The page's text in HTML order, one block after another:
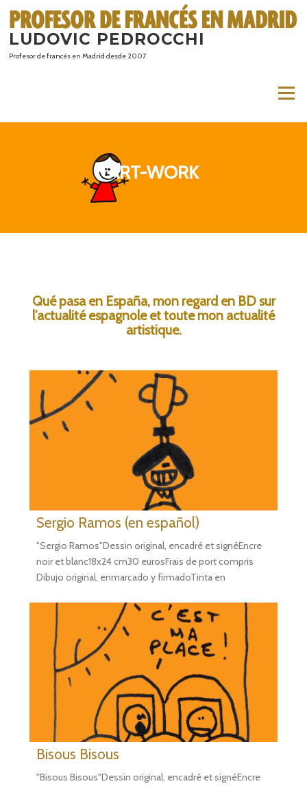
contenido
LUDOVIC PEDROCCHI
Profesor de francés en Madrid desde 2007
Menú
ART-WORK
Qué pasa en España, mon regard en BD sur
l’actualité espagnoleet toute mon actualité
artistique.
Sergio Ramos (en español)
"Sergio Ramos"Dessin original, encadré et signéEncre
noir et blanc18x24 cm30 eurosFrais de port compris
Dibujo original, enmarcado y firmadoTinta en
Bisous Bisous
"Bisous Bisous"Dessin original, encadré et signéEncre